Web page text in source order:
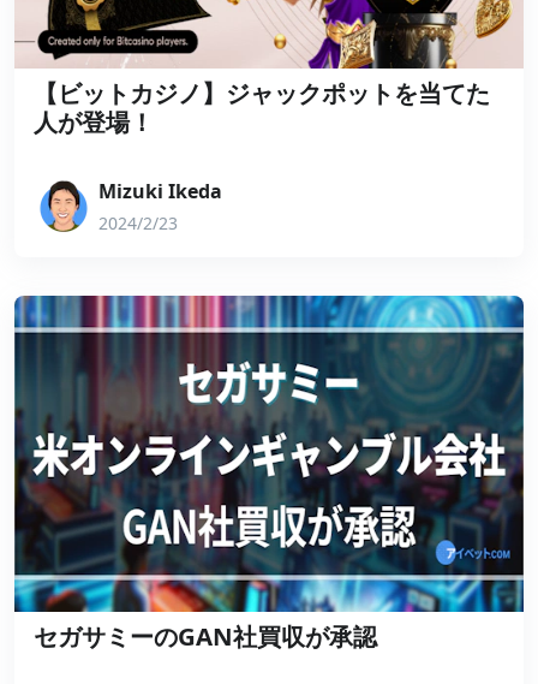
【ビットカジノ】ジャックポットを当てた
人が登場！
Mizuki Ikeda
2024/2/23
セガサミーのGAN社買収が承認